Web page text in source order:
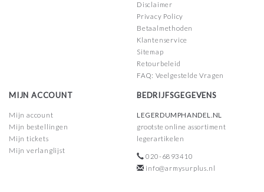
Disclaimer
Privacy Policy
Betaalmethoden
Klantenservice
Sitemap
Retourbeleid
FAQ: Veelgestelde Vragen
MIJN ACCOUNT
Mijn account
Mijn bestellingen
Mijn tickets
Mijn verlanglijst
BEDRIJFSGEGEVENS
LEGERDUMPHANDEL.NL
grootste online assortiment
legerartikelen
020-6893410
info@armysurplus.nl